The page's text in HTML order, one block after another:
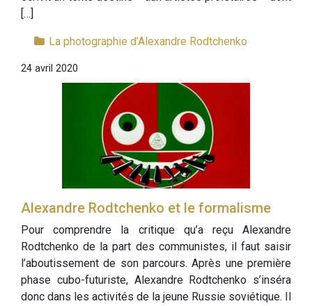
[…]
La photographie d’Alexandre Rodtchenko
24 avril 2020
Alexandre Rodtchenko et le formalisme
Pour comprendre la critique qu’a reçu Alexandre
Rodtchenko de la part des communistes, il faut saisir
l’aboutissement de son parcours. Après une première
phase cubo-futuriste, Alexandre Rodtchenko s’inséra
donc dans les activités de la jeune Russie soviétique. Il